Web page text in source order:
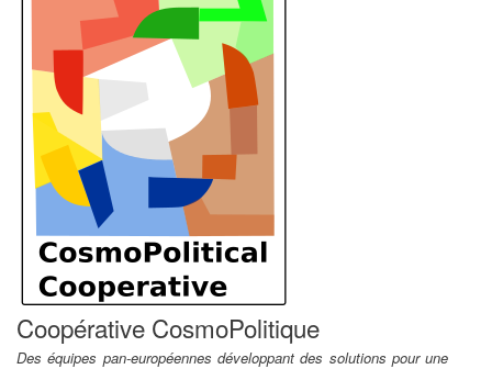
Coopérative CosmoPolitique
Des équipes pan-européennes développant des solutions pour une